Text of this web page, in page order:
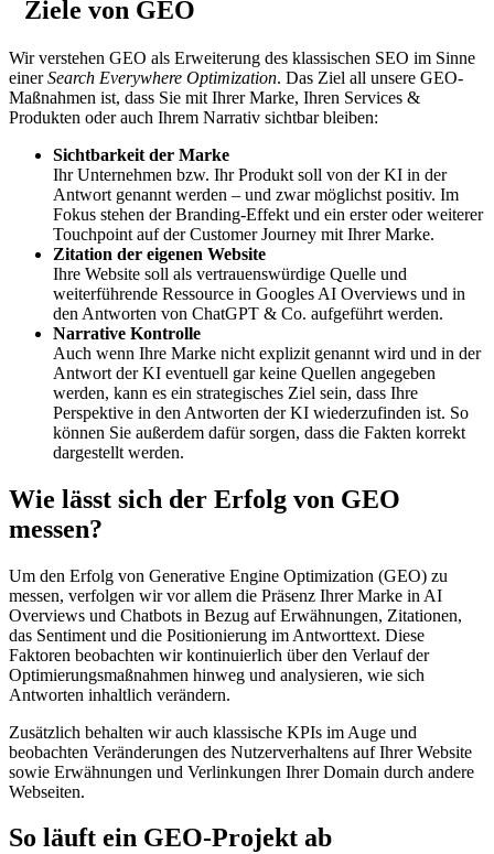
Ziele von GEO
Wir verstehen GEO als Erweiterung des klassischen SEO im Sinne
einerSearch Everywhere Optimization. Das Ziel all unsere GEO-
Maßnahmen ist, dass Sie mit Ihrer Marke, Ihren Services &
Produkten oder auch Ihrem Narrativ sichtbar bleiben:
Sichtbarkeit der Marke
Ihr Unternehmen bzw. Ihr Produkt soll von der KI in der
Antwort genannt werden – und zwar möglichst positiv. Im
Fokus stehen der Branding-Effekt und ein erster oder weiterer
Touchpoint auf der Customer Journey mit Ihrer Marke.
Zitation der eigenen Website
Ihre Website soll als vertrauenswürdige Quelle und
weiterführende Ressource in Googles AI Overviews und in
den Antworten von ChatGPT & Co. aufgeführt werden.
Narrative Kontrolle
Auch wenn Ihre Marke nicht explizit genannt wird und in der
Antwort der KI eventuell gar keine Quellen angegeben
werden, kann es ein strategisches Ziel sein, dass Ihre
Perspektive in den Antworten der KI wiederzufinden ist. So
können Sie außerdem dafür sorgen, dass die Fakten korrekt
dargestellt werden.
Wie lässt sich der Erfolg von GEO
messen?
Um den Erfolg von Generative Engine Optimization (GEO) zu
messen, verfolgen wir vor allem die Präsenz Ihrer Marke in AI
Overviews und Chatbots in Bezug auf Erwähnungen, Zitationen,
das Sentiment und die Positionierung im Antworttext. Diese
Faktoren beobachten wir kontinuierlich über den Verlauf der
Optimierungsmaßnahmen hinweg und analysieren, wie sich
Antworten inhaltlich verändern.
Zusätzlich behalten wir auch klassische KPIs im Auge und
beobachten Veränderungen des Nutzerverhaltens auf Ihrer Website
sowie Erwähnungen und Verlinkungen Ihrer Domain durch andere
Webseiten.
So läuft ein GEO-Projekt ab